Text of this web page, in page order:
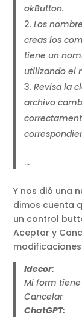
okButton.
Los
creas los
tiene un
utilizando el
Revisa la
archivo
…
Y nos dió una
dimos cuenta
un control
Aceptar y
Idecor:
Mi form
Cancelar
ChatGPT: